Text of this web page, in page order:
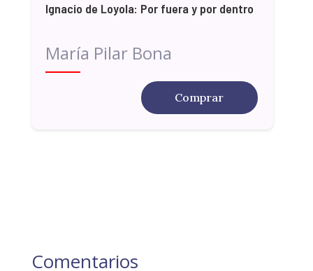
Ignacio de Loyola: Por fuera y por dentro
María Pilar Bona
Comprar
Comentarios